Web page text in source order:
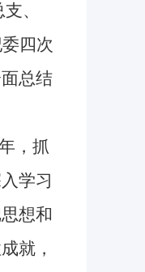
、
四次
总结
，抓
学习
想和
就，